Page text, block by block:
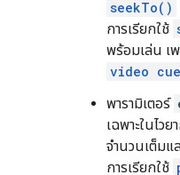
seekTo()
การเรียกใช้
พร้อมเล่น เ
video
พารามิเตอร์
เฉพาะในไว
จำนวนเต็มแ
การเรียกใช้